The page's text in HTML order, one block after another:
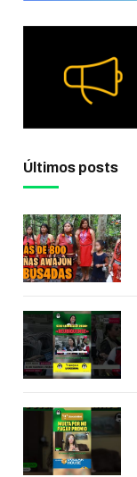
Últimos posts